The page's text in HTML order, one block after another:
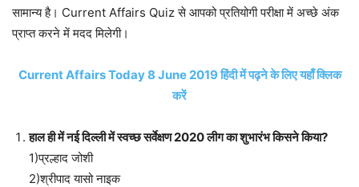
सामान्य है। Current Affairs Quiz से आपको प्रतियोगी परीक्षा में अच्छे अंक
प्राप्त करने में मदद मिलेगी।
Current Affairs Today 8 June 2019 हिंदी में पढ़ने के लिए यहाँ क्लिक
करें
हाल ही में नई दिल्ली में स्वच्छ सर्वेक्षण 2020 लीग का शुभारंभ किसने किया?
1)प्रल्हाद जोशी
2)श्रीपाद यासो नाइक